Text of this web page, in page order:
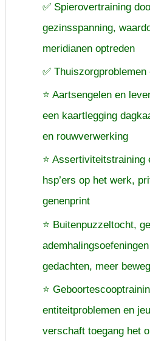
✅ Spierovertraining
gezinsspanning,
meridianen optreden
✅
⭐ Aartsengelen en
een kaartlegging
en rouwverwerking
⭐
hsp’ers op het werk,
genenprint
⭐ Buitenpuzzeltocht,
gedachten, meer
⭐
entiteitproblemen en
verschaft toegang het